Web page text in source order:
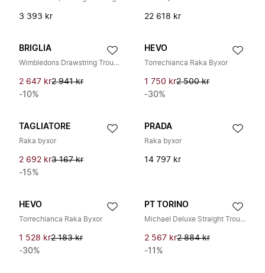
3 393 kr 22 618 kr
BRIGLIA
Wimbledons Drawstring Trousers
2 647 kr2 941 kr
-10%
HEVO
Torrechianca Raka Byxor
1 750 kr2 500 kr
-30%
TAGLIATORE
Raka byxor
2 692 kr3 167 kr
-15%
PRADA
Raka byxor
14 797 kr
HEVO
Torrechianca Raka Byxor
1 528 kr2 183 kr
-30%
PT TORINO
Michael Deluxe Straight Trousers
2 567 kr2 884 kr
-11%